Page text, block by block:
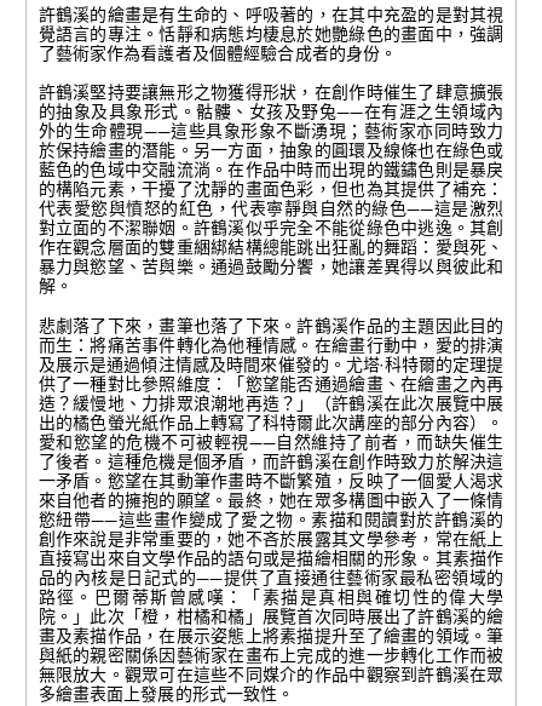
許鶴溪的繪畫是有生命的、呼吸著的，在其中充盈的是對其視
覺語言的專注。恬靜和病態均棲息於她艷綠色的畫面中，強調
了藝術家作為看護者及個體經驗合成者的身份。
許鶴溪堅持要讓無形之物獲得形狀，在創作時催生了肆意擴張
的抽象及具象形式。骷髏、女孩及野兔——在有涯之生領域內
外的生命體現——這些具象形象不斷湧現；藝術家亦同時致力
於保持繪畫的潛能。另一方面，抽象的圓環及線條也在綠色或
藍色的色域中交融流淌。在作品中時而出現的鐵鏽色則是暴戾
的構陷元素，干擾了沈靜的畫面色彩，但也為其提供了補充：
代表愛慾與憤怒的紅色，代表寧靜與自然的綠色——這是激烈
對立面的不潔聯姻。許鶴溪似乎完全不能從綠色中逃逸。其創
作在觀念層面的雙重綑綁結構總能跳出狂亂的舞蹈：愛與死、
暴力與慾望、苦與樂。通過鼓勵分饗，她讓差異得以與彼此和
解。
悲劇落了下來，畫筆也落了下來。許鶴溪作品的主題因此目的
而生：將痛苦事件轉化為他種情感。在繪畫行動中，愛的排演
及展示是通過傾注情感及時間來催發的。尤塔·科特爾的定理提
供了一種對比參照維度：「慾望能否通過繪畫、在繪畫之內再
造？緩慢地、力排眾浪潮地再造？」（許鶴溪在此次展覽中展
出的橘色螢光紙作品上轉寫了科特爾此次講座的部分內容）。
愛和慾望的危機不可被輕視——自然維持了前者，而缺失催生
了後者。這種危機是個矛盾，而許鶴溪在創作時致力於解決這
一矛盾。慾望在其動筆作畫時不斷繁殖，反映了一個愛人渴求
來自他者的擁抱的願望。最終，她在眾多構圖中嵌入了一條情
慾紐帶——這些畫作變成了愛之物。素描和閱讀對於許鶴溪的
創作來說是非常重要的，她不吝於展露其文學參考，常在紙上
直接寫出來自文學作品的語句或是描繪相關的形象。其素描作
品的內核是日記式的——提供了直接通往藝術家最私密領域的
路徑。巴爾蒂斯曾感嘆：「素描是真相與確切性的偉大學
院。」此次「橙，柑橘和橘」展覽首次同時展出了許鶴溪的繪
畫及素描作品，在展示姿態上將素描提升至了繪畫的領域。筆
與紙的親密關係因藝術家在畫布上完成的進一步轉化工作而被
無限放大。觀眾可在這些不同媒介的作品中觀察到許鶴溪在眾
多繪畫表面上發展的形式一致性。
攝影：關尚智 攝影：關尚智